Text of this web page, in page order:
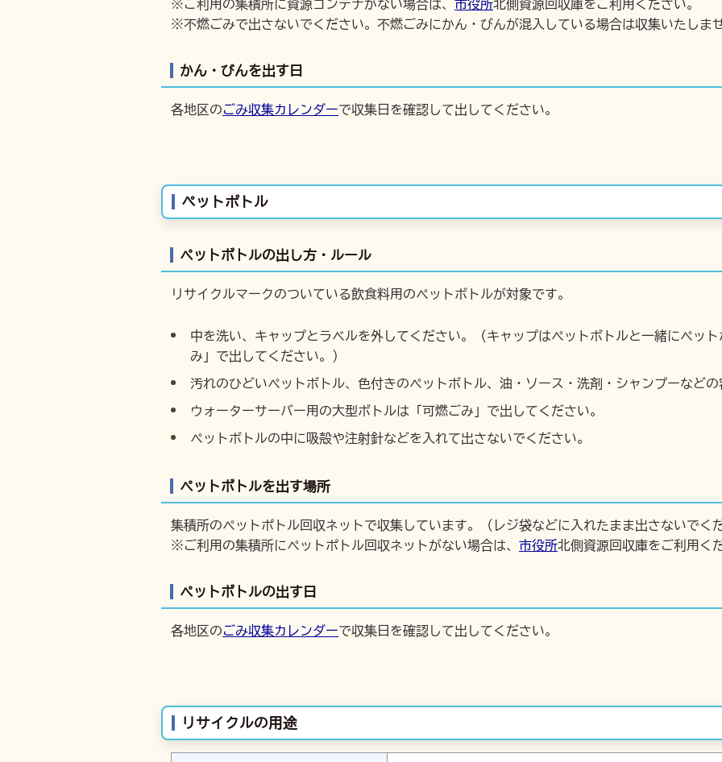
※ご利用の集積所に資源コンテナがない場合は、 市役所北側資源回収庫をご利用ください。
※不燃ごみで出さないでください。不燃ごみにかん・びんが混入している場合は収集いたしま
かん・びんを出す日
各地区のごみ収集カレンダーで収集日を確認して出してください。
ペットポトル
ペットボトルの出し方・ルール
リサイクルマークのついている飲食料用のペットボトルが対象です。
中を洗い、キャップとラベルを外してください。（キャップはペットボトルと一緒にペッ
み」で出してください。）
汚れのひどいペットボトル、色付きのペットボトル、油・ソース・洗剤・シャンプーなど
ウォーターサーバー用の大型ボトルは「可燃ごみ」で出してください。
ペットボトルの中に吸殻や注射針などを入れて出さないでください。
ペットボトルを出す場所
集積所のペットポトル回収ネットで収集しています。（レジ袋などに入れたまま出さないでく
※ご利用の集積所にペットポトル回収ネットがない場合は、 市役所北側資源回収庫をご利用く
ペットボトルの出す日
各地区のごみ収集カレンダーで収集日を確認して出してください。
リサイクルの用途